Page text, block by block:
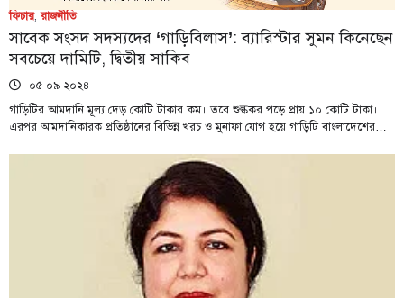
ফিচার,রাজনীতি
সাবেক সংসদ সদস্যদের ‘গাড়িবিলাস’: ব্যারিস্টার সুমন কিনেছেন
সবচেয়ে দামিটি, দ্বিতীয় সাকিব
০৫-০৯-২০২৪
গাড়িটির আমদানি মূল্য দেড় কোটি টাকার কম। তবে শুল্ককর পড়ে প্রায় ১০ কোটি টাকা।
এরপর আমদানিকারক প্রতিষ্ঠানের বিভিন্ন খরচ ও মুনাফা যোগ হয়ে গাড়িটি বাংলাদেশের…